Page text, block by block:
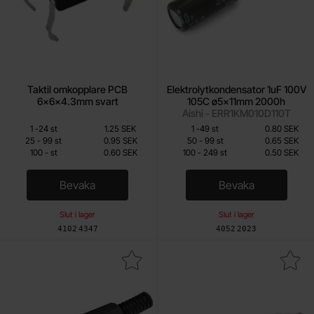
Taktil omkopplare PCB
6x6x4.3mm svart
Art. nr
4102 4347
Slut i lager
0.60 SEK
Inklusive 25% moms
Bevaka
, Taktil omkopplare PCB 6x6x4.3mm svart
Mängdrabatt
Pris /st
1 -till
24 st
1.25 SEK
25 - till
99 st
0.95 SEK
100 -tillst 0.60 SEK
Elektrolytkondensator 1uF 100V
105C ø5x11mm 2000h
Aishi - ERR1KM010D110T
Art. nr
4052 2023
Slut i lager
0.40 SEK
Inklusive 25% moms
Bevaka
,
Mängdrabatt
Pris /st
1 -till
49 st
0.80 SEK
50 -till99 st
0.65 SEK
100 - till
249 st 0.50 SEK
Makera 6.3mm hane 2-pol mono som favorit
Makera audiokabel 2x 0.2mm²